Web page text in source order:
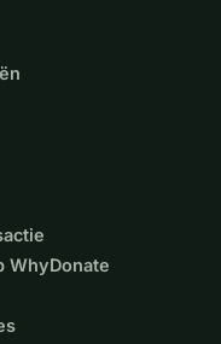
dit avontuur?
WhyDonate